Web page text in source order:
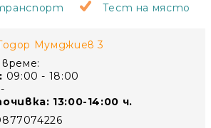
Тест на място
Мумджиев 3
09:00 - 18:00
-
13:00-14:00 ч.